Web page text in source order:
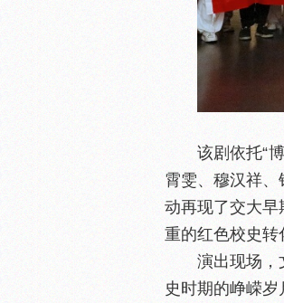
该剧依托“
霄雯、穆汉祥
动再现了交大
重的红色校史转
演出现场，
史时期的峥嵘